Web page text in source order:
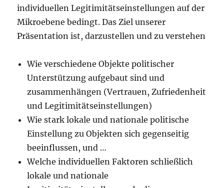
individuellen Legitimitätseinstellungen auf der
Mikroebene bedingt. Das Ziel unserer
Präsentation ist, darzustellen und zu verstehen
Wie verschiedene Objekte politischer
Unterstützung aufgebaut sind und
zusammenhängen (Vertrauen, Zufriedenheit
und Legitimitätseinstellungen)
Wie stark lokale und nationale politische
Einstellung zu Objekten sich gegenseitig
beeinflussen, und …
Welche individuellen Faktoren schließlich
lokale und nationale